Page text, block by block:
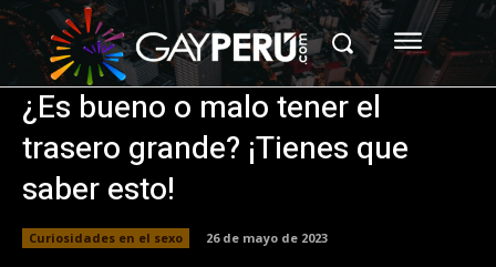
¿Es bueno o malo tener el
trasero grande? ¡Tienes que
saber esto!
Curiosidades en el sexo 26 de mayo de 2023